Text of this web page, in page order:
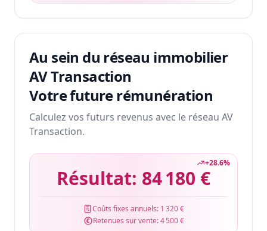
Au sein du réseau immobilier
AV Transaction
Votre future rémunération
Calculez vos futurs revenus avec le réseau AV
Transaction.
+28.6%
Résultat: 84 180 €
Coûts fixes annuels: 1 320 €
Retenues sur vente:4 500 €